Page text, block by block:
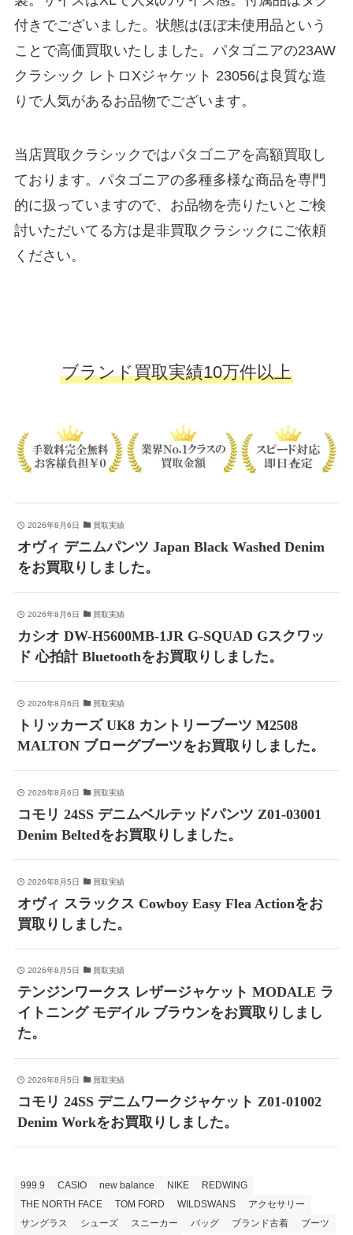
付きでございました。状態はほぼ未使用品という
ことで高価買取いたしました。パタゴニアの23AW
クラシック レトロXジャケット 23056は良質な造
りで人気があるお品物でございます。
当店買取クラシックではパタゴニアを高額買取し
ております。パタゴニアの多種多様な商品を専門
的に扱っていますので、お品物を売りたいとご検
討いただいてる方は是非買取クラシックにご依頼
ください。
ブランド買取実績10万件以上
2026年8月6日 買取実績
オヴィ デニムパンツ Japan Black Washed Denim
をお買取りしました。
2026年8月6日 買取実績
カシオ DW-H5600MB-1JR G-SQUAD Gスクワッ
ド 心拍計 Bluetoothをお買取りしました。
2026年8月6日 買取実績
トリッカーズ UK8 カントリーブーツ M2508
MALTON ブローグブーツをお買取りしました。
2026年8月6日 買取実績
コモリ 24SS デニムベルテッドパンツ Z01-03001
Denim Beltedをお買取りしました。
2026年8月5日 買取実績
オヴィ スラックス Cowboy Easy Flea Actionをお
買取りしました。
2026年8月5日 買取実績
テンジンワークス レザージャケット MODALE ラ
イトニング モデイル ブラウンをお買取りしまし
た。
2026年8月5日 買取実績
コモリ 24SS デニムワークジャケット Z01-01002
Denim Workをお買取りしました。
999.9 CASIO new balance NIKE
REDWING
THE NORTH FACE
TOM FORD WILDSWANS
アクセサリー
サングラス
シューズ スニーカー バッグ ブランド古着
ブーツ